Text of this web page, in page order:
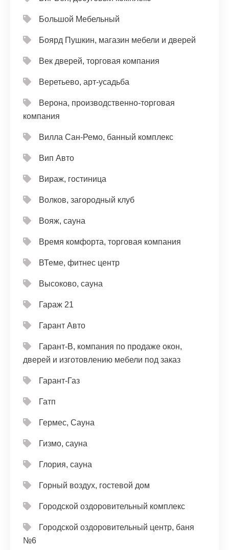
Большой Мебельный
Боярд Пушкин, магазин мебели и дверей
Век дверей, торговая компания
Веретьево, арт-усадьба
Верона, производственно-торговая
компания
Вилла Сан-Ремо, банный комплекс
Вип Авто
Вираж, гостиница
Волков, загородный клуб
Вояж, сауна
Время комфорта, торговая компания
ВТеме, фитнес центр
Высоково, сауна
Гараж 21
Гарант Авто
Гарант-В, компания по продаже окон,
дверей и изготовлению мебели под заказ
Гарант-Газ
Гатп
Гермес, Сауна
Гизмо, сауна
Глория, сауна
Горный воздух, гостевой дом
Городской оздоровительный комплекс
Городской оздоровительный центр, баня
№6